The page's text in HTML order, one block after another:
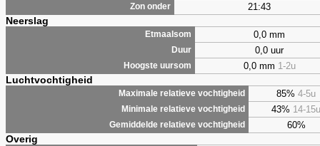
Zon onder 21:43
Neerslag
Etmaalsom 0,0 mm
Duur 0,0 uur
Hoogste uursom 0,0 mm 1-2u
Luchtvochtigheid
Maximale relatieve vochtigheid 85% 4-5u
Minimale relatieve vochtigheid 43% 14-15u
Gemiddelde relatieve vochtigheid 60%
Overig